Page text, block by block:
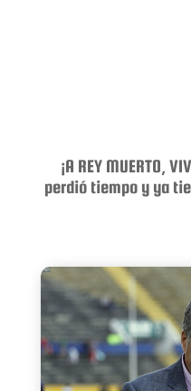
¡A REY MUERTO,
perdió tiempo y ya